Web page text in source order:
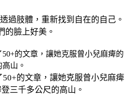
過肢體，重新找到自在的自己。
的臉上好美。
的文章，讓她克服曾小兒麻痺
三千多公尺的高山。